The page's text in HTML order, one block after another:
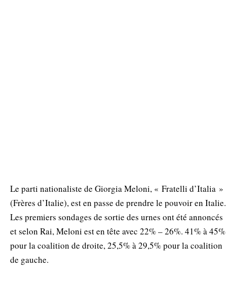
Le parti nationaliste de Giorgia Meloni, « Fratelli d’Italia »
(Frères d’Italie), est en passe de prendre le pouvoir en Italie.
Les premiers sondages de sortie des urnes ont été annoncés
et selon Rai, Meloni est en tête avec 22% – 26%. 41% à 45%
pour la coalition de droite, 25,5% à 29,5% pour la coalition
de gauche.